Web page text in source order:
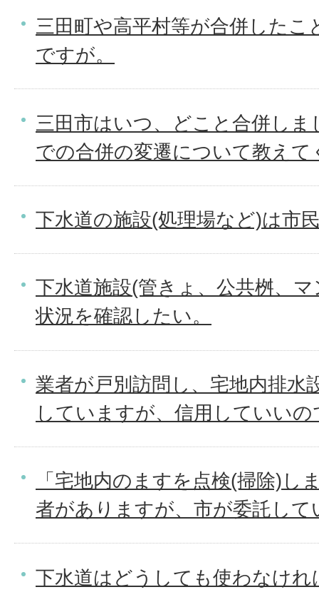
三田町や高平村等が合併したこ
ですが。
三田市はいつ、どこと合併し
での合併の変遷について教えて
下水道の施設(処理場など)は市
下水道施設(管きょ、公共桝、
状況を確認したい。
業者が戸別訪問し、宅地内排水
していますが、信用していい
「宅地内のますを点検(掃除)し
者がありますが、市が委託して
下水道はどうしても使わなけ